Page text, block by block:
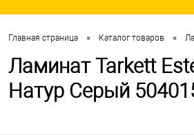
Главная страница • Каталог товаров •
Ламинат Tarkett
Натур Серый